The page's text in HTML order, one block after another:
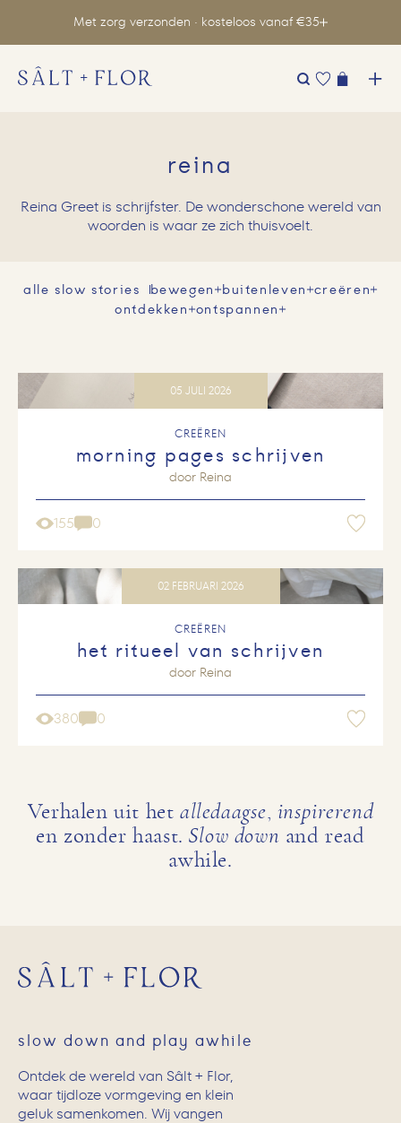
Met zorg verzonden · kosteloos vanaf €35
reina
Reina Greet is schrijfster. De wonderschone wereld van
woorden is waar ze zich thuisvoelt.
alle slow stories bewegen buitenleven creëren
ontdekken ontspannen
05 JULI 2026
CREËREN
morning pages schrijven
door Reina
155 0
02 FEBRUARI 2026
CREËREN
het ritueel van schrijven
door Reina
380 0
Verhalen uit het alledaagse, inspirerend
en zonder haast. Slow down and read
awhile.
slow down and play awhile
Ontdek de wereld van Sâlt + Flor,
waar tijdloze vormgeving en klein
geluk samenkomen. Wij vangen